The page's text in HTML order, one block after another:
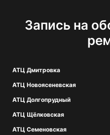
Запись на
АТЦ Дмитровка
АТЦ Новоясеневская
АТЦ Долгопрудный
АТЦ Щёлковская
АТЦ Семеновская